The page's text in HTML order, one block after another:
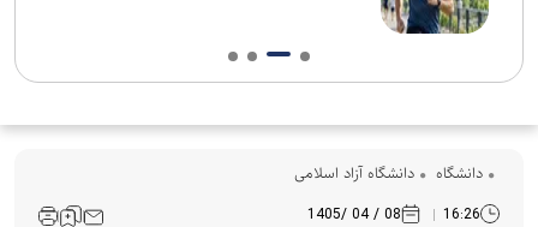
دانشگاه دانشگاه آزاد اسلامی
16:26
08 / 04 /1405